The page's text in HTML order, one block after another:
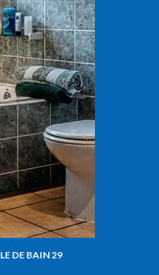
DE BAIN 29